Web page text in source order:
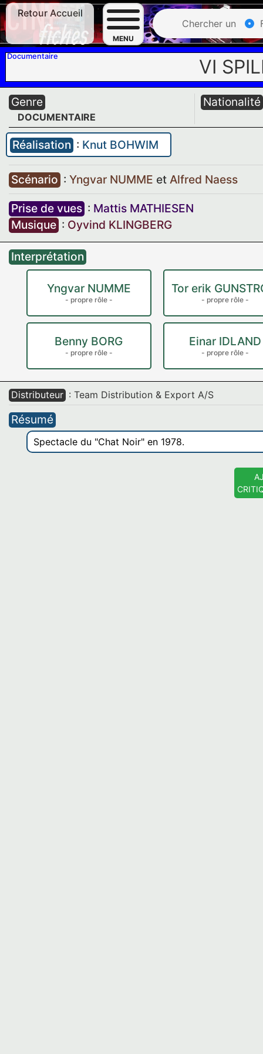
Retour Accueil
MENU
Chercher un
VI
Documentaire
Genre
DOCUMENTAIRE
Nationalité
Réalisation : Knut BOHWIM
Scénario : Yngvar NUMME et Alfred Naess
Prise de vues : Mattis MATHIESEN
Musique : Oyvind KLINGBERG
Interprétation
Yngvar NUMME
- propre rôle -
Tor erik
- propre rôle -
Benny BORG
- propre rôle -
Einar IDLAND
- propre rôle -
Distributeur : Team Distribution & Export A/S
Résumé
Spectacle du "Chat Noir" en 1978.